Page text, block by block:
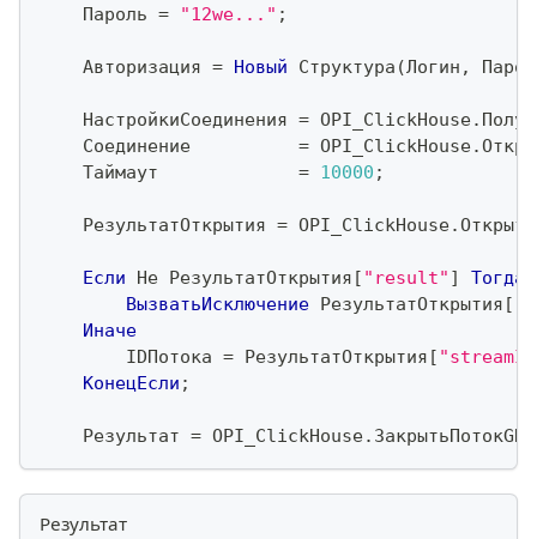
    Пароль
= "12we..." ;
    Авторизация
= Новый Структура (Логин ,
    НастройкиСоединения
= OPI_ClickHouse.
    Соединение
= OPI_ClickHouse.
    Таймаут
= 10000 ;
    РезультатОткрытия
= OPI_ClickHouse.
Если Не РезультатОткрытия [ "result" ]
Тогда
ВызватьИсключение РезультатОткрытия [
Иначе
        IDПотока
= РезультатОткрытия [
КонецЕсли ;
    Результат
= OPI_ClickHouse.
Результат